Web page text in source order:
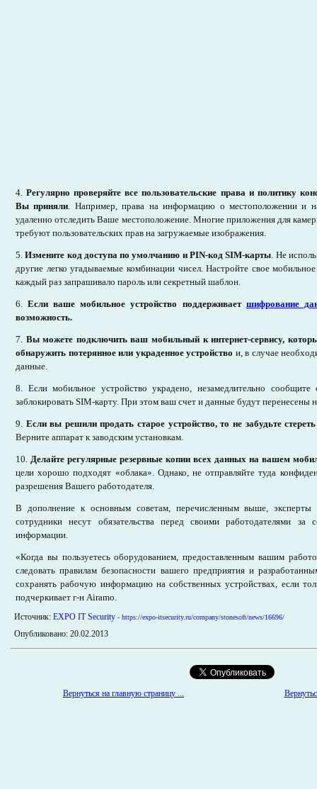
4.Регулярно проверяйте все пользовательские права и политику
Вы приняли. Например, права на информацию о местоположении и
удаленно отследить Ваше местоположение. Многие приложения для
требуют пользовательских прав на загружаемые изображения.
5.Измените код доступа по умолчанию и PIN-код SIM-карты. Не
другие легко угадываемые комбинации чисел. Настройте свое
каждый раз запрашивало пароль или секретный шаблон.
6.Если ваше мобильное устройство поддерживает шифрование
возможность.
7. Вы можете подключить ваш мобильный к интернет-сервису,
обнаружить потерянное или украденное устройство и, в случае
данные.
8. Если мобильное устройство украдено, незамедлительно
заблокировать SIM-карту. При этом ваш счет и данные будут перенесены
9. Если вы решили продать старое устройство, то не забудьте
Верните аппарат к заводским установкам.
10. Делайте регулярные резервные копии всех данных на вашем
цели хорошо подходят «облака». Однако, не отправляйте туда
разрешения Вашего работодателя.
В дополнение к основным советам, перечисленным выше, эксперты
сотрудники несут обязательства перед своими работодателями за
информации.
«Когда вы пользуетесь оборудованием, предоставленным вашим
следовать правилам безопасности вашего предприятия и
сохранять рабочую информацию на собственных устройствах, если
подчеркивает г-н Airamo.
Источник: EXPO IT Security - https://expo-itsecurity.ru/company/stonesoft/news/16696/
Опубликовано: 20.02.2013
Вернуться на главную страницу ...